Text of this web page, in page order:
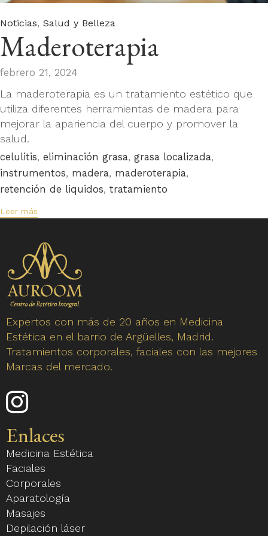
Category
Noticias, Salud y Belleza
Maderoterapia
febrero 21, 2024
La maderoterapia es un tratamiento estético que
utiliza diferentes herramientas de madera para
mejorar la apariencia del cuerpo y promover la
salud.
Tags
celulitis, eliminación grasa, grasa localizada,
instrumentos, madera, maderoterapia,
retención de liquidos, tratamiento
Leer más
Expertos con más de 20 años en Medicina
Estética en el barrio de Argüelles, Madrid.
Tratamientos corporales, faciales con las mejores
Marcas del mercado.
Enlace
a
nuestro
perfil
de
Instagram
Enlaces
Medicina Estética
Faciales
Corporales
Aparatología
Masajes
Depilación láser